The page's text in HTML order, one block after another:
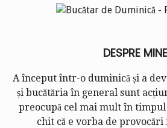
DESPRE MINE
A început într-o duminică și a
și bucătăria în general sunt
preocupă cel mai mult în
chit că e vorba de